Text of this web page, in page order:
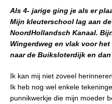
Als 4- jarige ging je als er
Mijn kleuterschool lag aan
NoordHollandsch Kanaal.
Wingerdweg en vlak voor
naar de Buiksloterdijk en
Ik kan mij niet zoveel
Ik heb nog wel enkele
punnikwerkje die mijn moeder